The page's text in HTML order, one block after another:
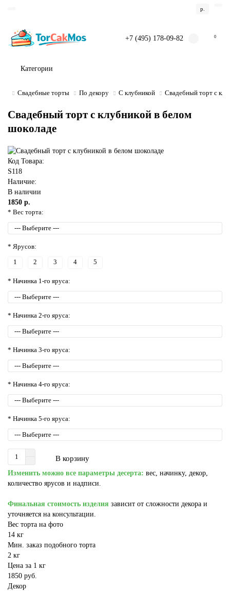
р.
+7 (495) 178-09-82 0
Категории
Свадебные торты По декору С клубникой Свадебный торт с
Свадебный торт с клубникой в белом
шоколаде
Код Товара:
S118
Наличие:
В наличии
1850 р.
* Вес торта:
* Ярусов:
1 2 3 4 5
* Начинка 1-го яруса:
* Начинка 2-го яруса:
* Начинка 3-го яруса:
* Начинка 4-го яруса:
* Начинка 5-го яруса:
В корзину
Изменить можно все параметры десерта: вес, начинку, декор,
количество ярусов и надписи.
Финальная стоимость изделия зависит от сложности декора и
уточняется на консультации.
Вес торта на фото
14 кг
Мин. заказ подобного торта
2 кг
Цена за 1 кг
1850 руб.
Декор